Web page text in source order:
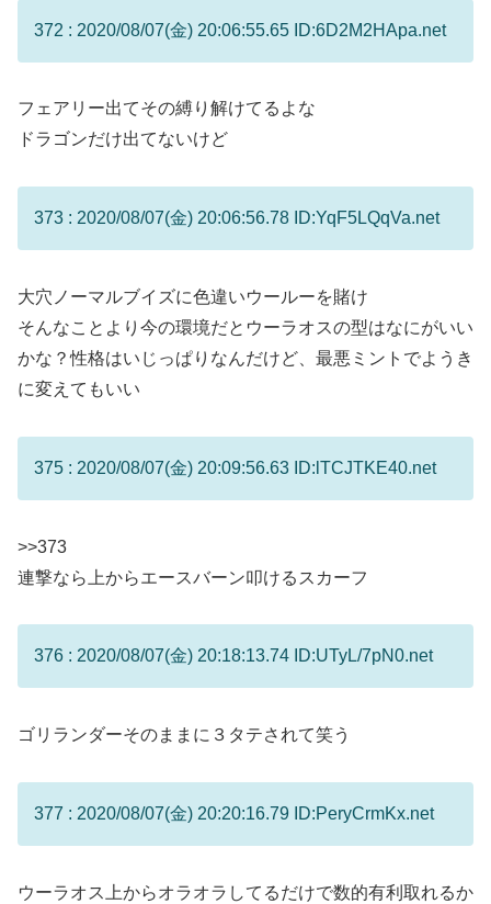
372 : 2020/08/07(金) 20:06:55.65 ID:6D2M2HApa.net
フェアリー出てその縛り解けてるよな
ドラゴンだけ出てないけど
373 : 2020/08/07(金) 20:06:56.78 ID:YqF5LQqVa.net
大穴ノーマルブイズに色違いウールーを賭け
そんなことより今の環境だとウーラオスの型はなにがいい
かな？性格はいじっぱりなんだけど、最悪ミントでようき
に変えてもいい
375 : 2020/08/07(金) 20:09:56.63 ID:lTCJTKE40.net
>>373
連撃なら上からエースバーン叩けるスカーフ
376 : 2020/08/07(金) 20:18:13.74 ID:UTyL/7pN0.net
ゴリランダーそのままに３タテされて笑う
377 : 2020/08/07(金) 20:20:16.79 ID:PeryCrmKx.net
ウーラオス上からオラオラしてるだけで数的有利取れるか